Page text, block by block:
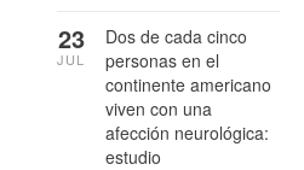
Dos de cada cinco
personas en el
continente americano
viven con una
afección neurológica:
estudio
23
JUL